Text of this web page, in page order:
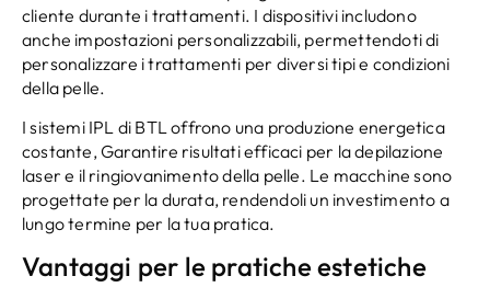
cliente durante i trattamenti. I dispositivi includono
anche impostazioni personalizzabili, permettendoti di
personalizzare i trattamenti per diversi tipi e condizioni
della pelle.
I sistemi IPL di BTL offrono una produzione energetica
costante, Garantire risultati efficaci per la depilazione
laser e il ringiovanimento della pelle. Le macchine sono
progettate per la durata, rendendoli un investimento a
lungo termine per la tua pratica.
Vantaggi per le pratiche estetiche